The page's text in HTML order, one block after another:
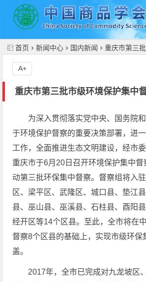
首页 新闻中心 国内新闻 重庆市第三批市
重庆市第三批市级环境保护集中
A+
为深入贯彻落实党中央、国务院
于环境保护督察的重要决策部署，进
工作，全面推进生态文明建设，经市委
重庆市于6月20日召开环境保护集中
动第三批环保集中督察。督察组将入
区、梁平区、武隆区、城口县、垫江
县、巫山县、巫溪县、石柱县、酉阳
经开区等14个区县。至此，全市将在
督察8个区县的基础上，实现市级环保
盖。
2017年，全市已完成对九龙坡区